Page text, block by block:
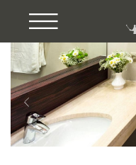
Previous